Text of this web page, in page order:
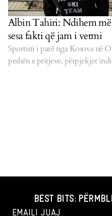
Albin Tahiri: Ndihem më
sesa fakti që jam i vetmi
Sportisti i parë nga Kosova në
peshën e pritjeve, përpjekjet
BEST BITS: